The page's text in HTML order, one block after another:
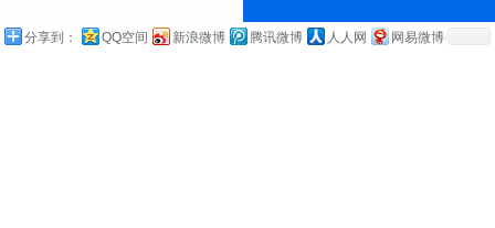
分享到： QQ空间 新浪微博 腾讯微博 人人网 网易微博